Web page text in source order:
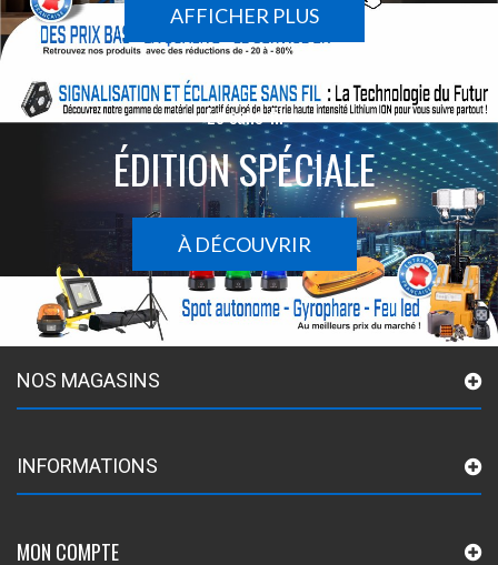
AFFICHER PLUS
Le sans-fil
ÉDITION SPÉCIALE
À DÉCOUVRIR
NOS MAGASINS
INFORMATIONS
MON COMPTE